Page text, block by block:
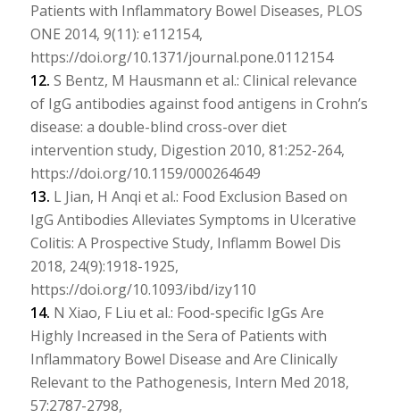
Patients with Inflammatory Bowel Diseases, PLOS
ONE 2014, 9(11): e112154,
https://doi.org/10.1371/journal.pone.0112154
12. S Bentz, M Hausmann et al.: Clinical relevance
of IgG antibodies against food antigens in Crohn’s
disease: a double-blind cross-over diet
intervention study, Digestion 2010, 81:252-264,
https://doi.org/10.1159/000264649
13. L Jian, H Anqi et al.: Food Exclusion Based on
IgG Antibodies Alleviates Symptoms in Ulcerative
Colitis: A Prospective Study, Inflamm Bowel Dis
2018, 24(9):1918-1925,
https://doi.org/10.1093/ibd/izy110
14. N Xiao, F Liu et al.: Food-specific IgGs Are
Highly Increased in the Sera of Patients with
Inflammatory Bowel Disease and Are Clinically
Relevant to the Pathogenesis, Intern Med 2018,
57:2787-2798,